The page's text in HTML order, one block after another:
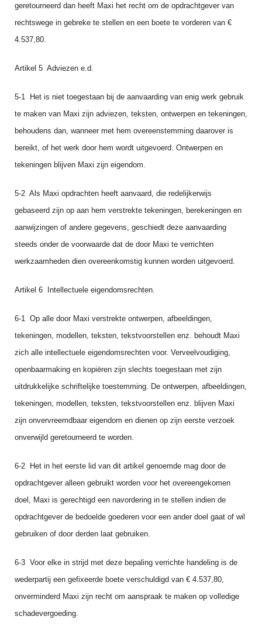
geretourneerd dan heeft Maxi het recht om de opdrachtge­ver van
rechtswege in gebreke te stellen en een boete te vorderen van €
4.537,80.
Artikel 5 Adviezen e.d.
5‑1 Het is niet toegestaan bij de aanvaarding van enig werk gebruik
te maken van Maxi zijn adviezen, teksten, ontwerpen en tekeningen,
behoudens dan, wanneer met hem overeenstem­ming daarover is
bereikt, of het werk door hem wordt uitgevoerd. Ontwerpen en
tekeningen blijven Maxi zijn eigendom.
5‑2 Als Maxi opdrachten heeft aanvaard, die redelijkerwijs
gebaseerd zijn op aan hem verstrekte tekeningen, berekeningen en
aanwijzingen of andere gegevens, geschiedt deze aanvaarding
steeds onder de voorwaarde dat de door Maxi te verrichten
werkzaamhe­den dien overeenkomstig kunnen worden uitgevoerd.
Artikel 6 Intellectuele eigendomsrechten.
6-1 Op alle door Maxi verstrekte ontwerpen, afbeeldingen,
tekeningen, modellen, teksten, tekstvoor­stellen enz. behoudt Maxi
zich alle intellectuele eigendomsrechten voor. Verveelvoudiging,
openbaar­making en kopiëren zijn slechts toegestaan met zijn
uitdrukkelijke schriftelijke toestem­ming. De ontwer­pen, afbeeldingen,
tekeningen, modellen, teksten, tekstvoor­stellen enz. blijven Maxi
zijn onver­vreemdbaar eigendom en dienen op zijn eerste verzoek
onverwijld geretourneerd te worden.
6-2 Het in het eerste lid van dit artikel genoemde mag door de
opdracht­gever alleen gebruikt worden voor het overeengeko­men
doel, Maxi is gerechtigd een navordering in te stellen indien de
opdracht­gever de bedoelde goederen voor een ander doel gaat of wil
gebruiken of door derden laat gebruiken.
6-3 Voor elke in strijd met deze bepaling verrichte handeling is de
wederpartij een gefixeerde boete verschuldigd van € 4.537,80,
onverminderd Maxi zijn recht om aanspraak te maken op volledige
schadevergoe­ding.